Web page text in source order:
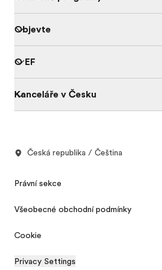
Objevte
O EF
Kanceláře v Česku
Česká republika / Čeština
Právní sekce
Všeobecné obchodní podmínky
Cookie
Privacy Settings